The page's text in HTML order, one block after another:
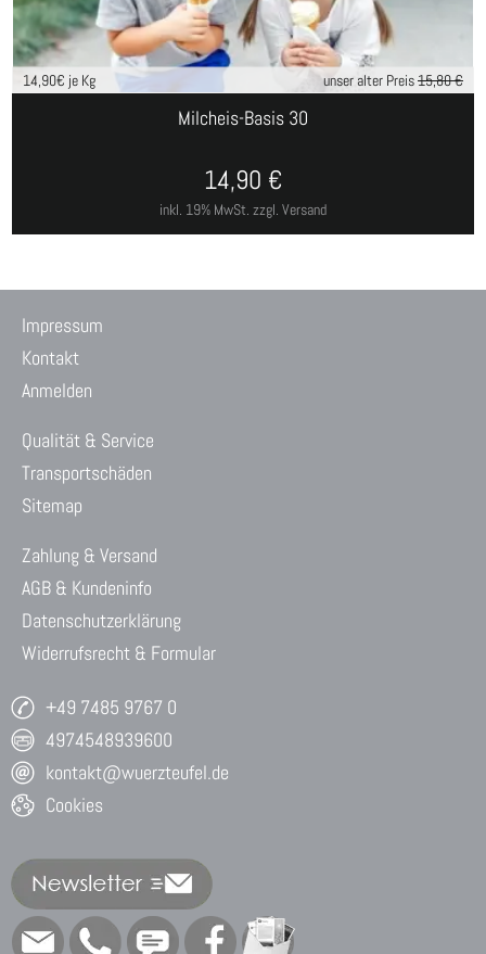
14,90€ je Kg unser alter Preis15,80 €
Milcheis-Basis 30
inkl. 19% MwSt. zzgl. Versand
14,90 €
Impressum
Kontakt
Anmelden
Qualität & Service
Transportschäden
Sitemap
Zahlung & Versand
AGB & Kundeninfo
Datenschutzerklärung
Widerrufsrecht & Formular
+49 7485 9767 0
4974548939600
kontakt@wuerzteufel.de
Cookies